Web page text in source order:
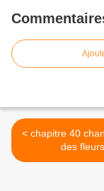
< chapitre 40 changer l'eau
des fleurs